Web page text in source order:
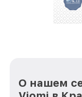
репутацию. Мы
О нашем